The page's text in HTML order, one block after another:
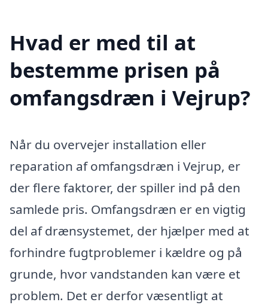
Hvad er med til at
bestemme prisen på
omfangsdræn i Vejrup?
Når du overvejer installation eller
reparation af omfangsdræn i Vejrup, er
der flere faktorer, der spiller ind på den
samlede pris. Omfangsdræn er en vigtig
del af drænsystemet, der hjælper med at
forhindre fugtproblemer i kældre og på
grunde, hvor vandstanden kan være et
problem. Det er derfor væsentligt at